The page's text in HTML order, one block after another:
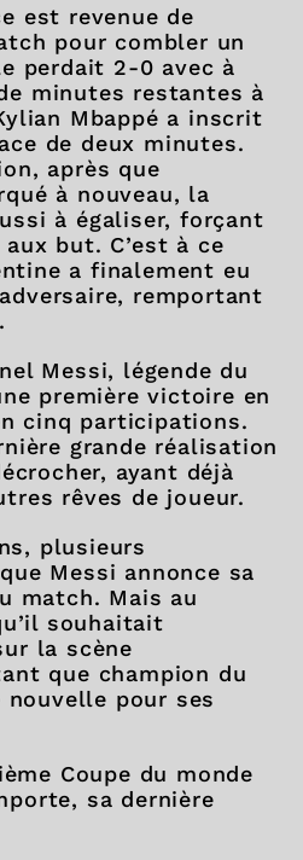
est revenue de
pour combler un
perdait 2-0 avec à
minutes restantes à
Mbappé a inscrit
de deux minutes.
après que
à nouveau, la
à égaliser, forçant
but. C’est à ce
a finalement eu
remportant
Messi, légende du
première victoire en
cinq participations.
grande réalisation
ayant déjà
rêves de joueur.
plusieurs
Messi annonce sa
match. Mais au
souhaitait
la scène
que champion du
nouvelle pour ses
Coupe du monde
sa dernière